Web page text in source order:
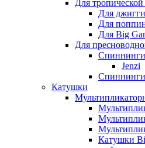
Для
Для
Для
Для Big
Для
Спиннинги
Jenzi
Катушки
Катушки